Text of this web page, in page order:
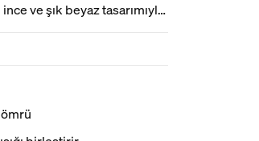
ve şık beyaz tasarımıyla
ömrü